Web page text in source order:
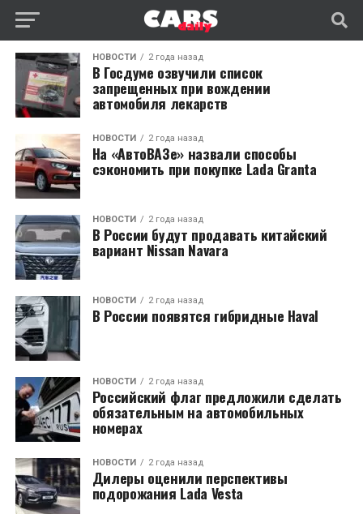
НОВОСТИ 2 года назад
В Госдуме озвучили список
запрещенных при вождении
автомобиля лекарств
НОВОСТИ 2 года назад
На «АвтоВАЗе» назвали способы
сэкономить при покупке Lada Granta
НОВОСТИ 2 года назад
В России будут продавать китайский
вариант Nissan Navara
НОВОСТИ 2 года назад
В России появятся гибридные Haval
НОВОСТИ 2 года назад
Российский флаг предложили сделать
обязательным на автомобильных
номерах
НОВОСТИ 2 года назад
Дилеры оценили перспективы
подорожания Lada Vesta